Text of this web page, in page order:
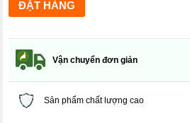
Vận chuyển đơn giản
Sản phẩm chất lượng cao